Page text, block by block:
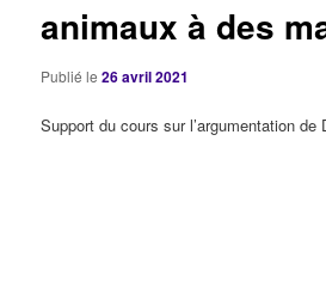
animaux à des
Publié le26 avril 2021
Support du cours sur l’argumentation de